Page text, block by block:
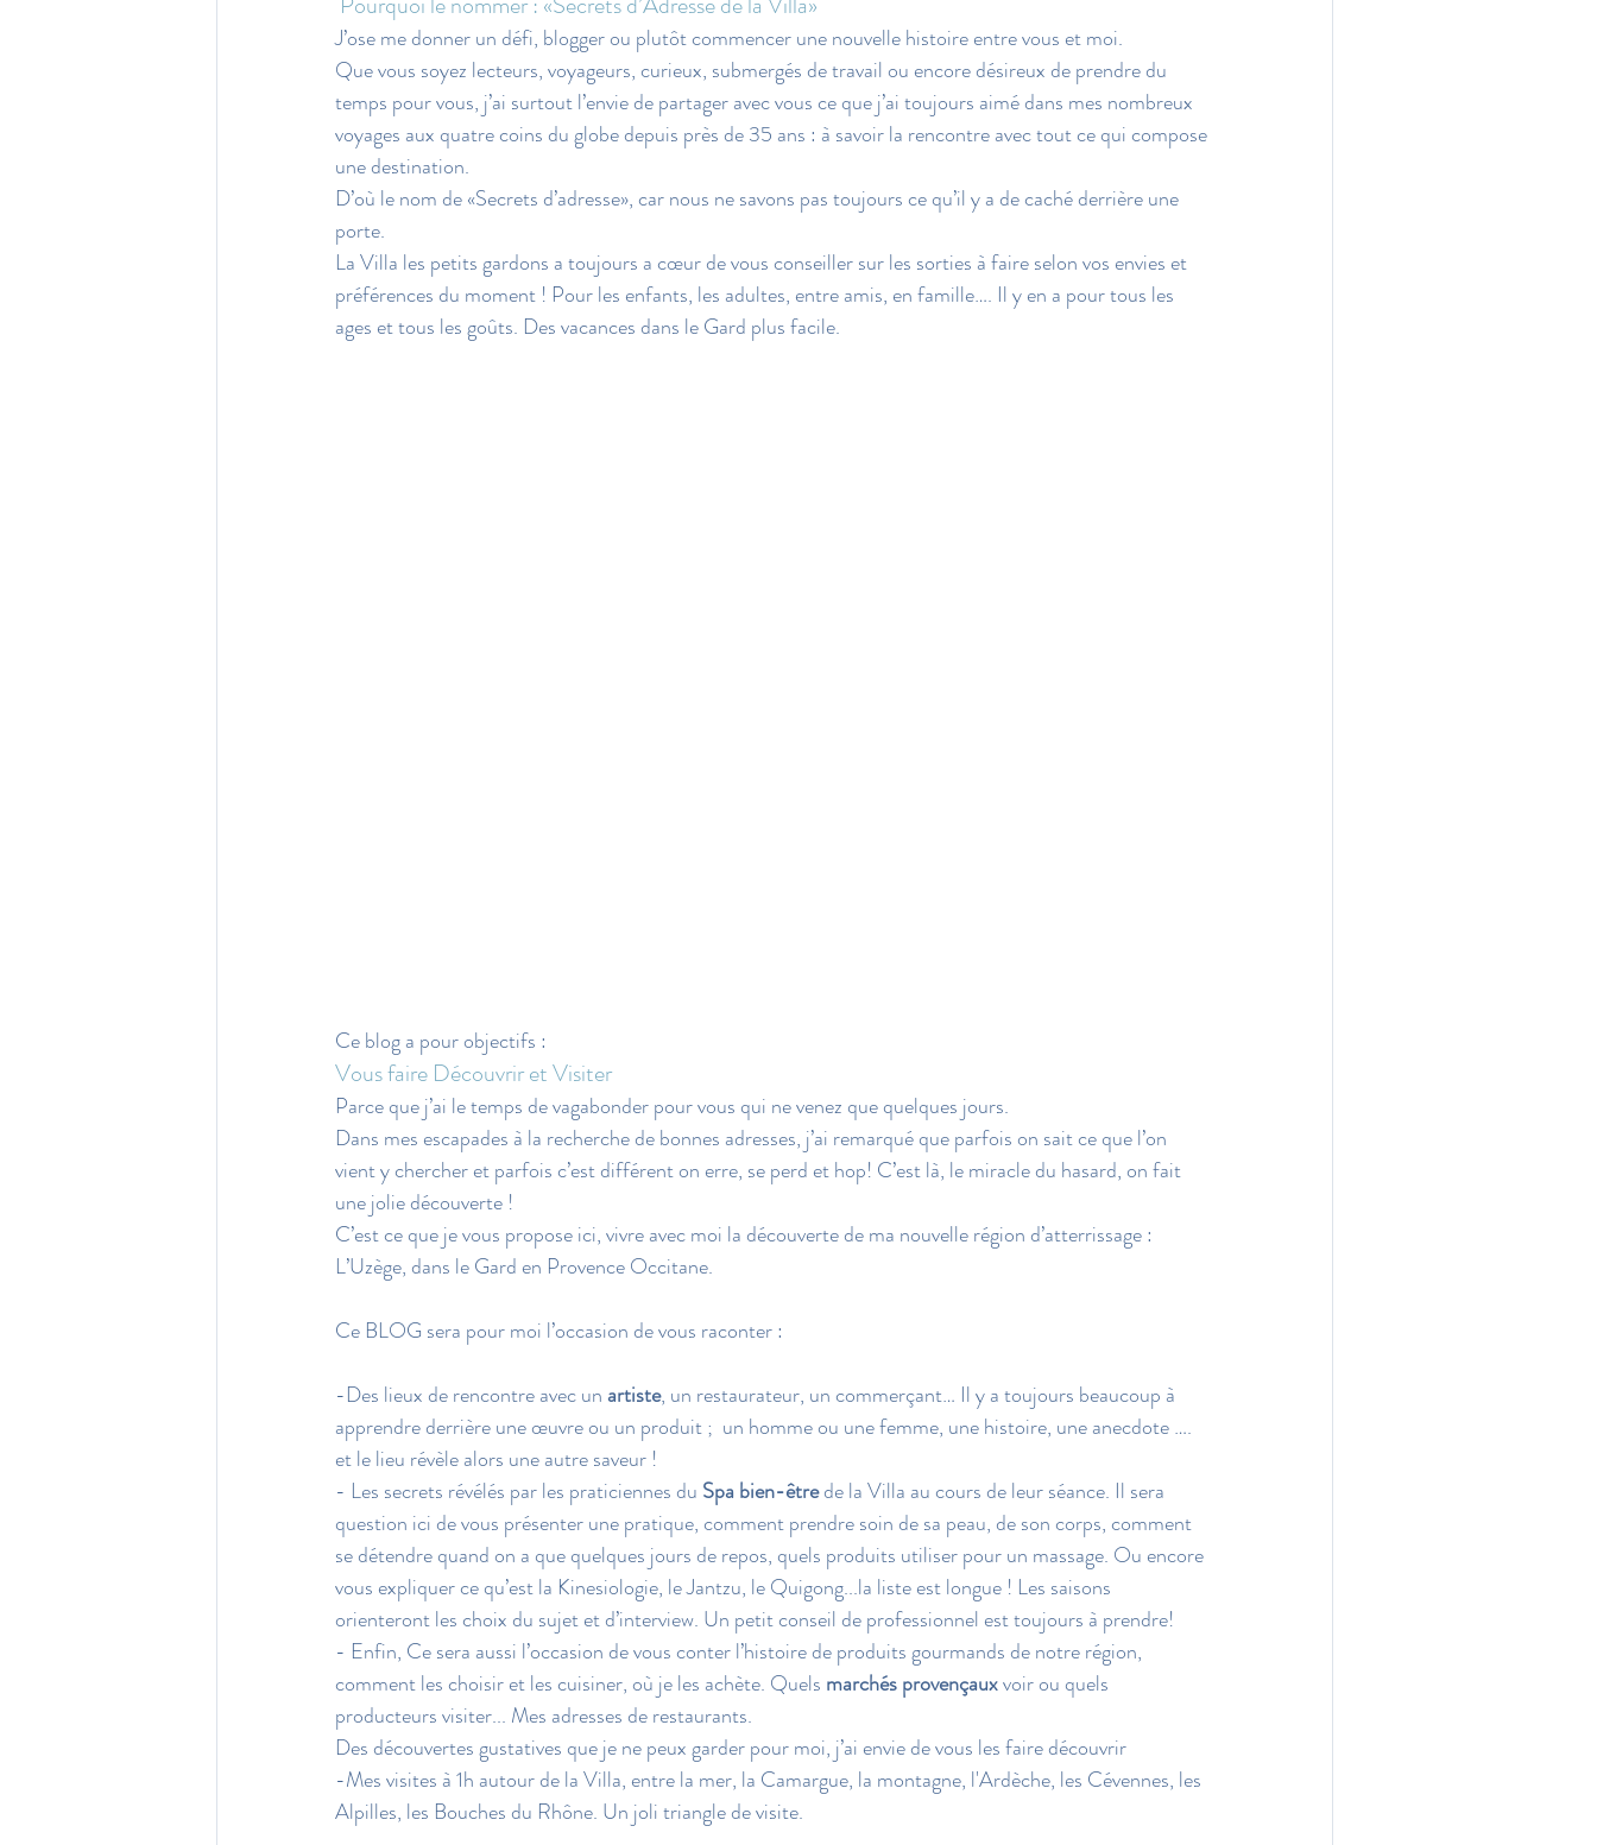
J’ose me donner un défi, blogger ou plutôt commencer une nouvelle histoire entre vous et moi.
Que vous soyez lecteurs, voyageurs, curieux, submergés de travail ou encore désireux de prendre du
temps pour vous, j’ai surtout l’envie de partager avec vous ce que j’ai toujours aimé dans mes nombreux
voyages aux quatre coins du globe depuis près de 35 ans : à savoir la rencontre avec tout ce qui compose
une destination.
D’où le nom de «Secrets d’adresse», car nous ne savons pas toujours ce qu’il y a de caché derrière une
porte.
La Villa les petits gardons a toujours a cœur de vous conseiller sur les sorties à faire selon vos envies et
préférences du moment ! Pour les enfants, les adultes, entre amis, en famille…. Il y en a pour tous les
ages et tous les goûts. Des vacances dans le Gard plus facile.
Ce blog a pour objectifs :
Vous faire Découvrir et Visiter
Parce que j’ai le temps de vagabonder pour vous qui ne venez que quelques jours.
Dans mes escapades à la recherche de bonnes adresses, j’ai remarqué que parfois on sait ce que l’on
vient y chercher et parfois c’est différent on erre, se perd et hop! C’est là, le miracle du hasard, on fait
une jolie découverte !
C’est ce que je vous propose ici, vivre avec moi la découverte de ma nouvelle région d’atterrissage :
L’Uzège, dans le Gard en Provence Occitane.
Ce BLOG sera pour moi l’occasion de vous raconter :
-Des lieux de rencontre avec un artiste, un restaurateur, un commerçant… Il y a toujours beaucoup à
apprendre derrière une œuvre ou un produit ;
  un homme ou une femme, une histoire, une anecdote ….
et le lieu révèle alors une autre saveur !
- Les secrets révélés par les praticiennes du Spabien-être de la Villa au cours de leur séance. Il sera
question ici de vous présenter une pratique, comment prendre soin de sa peau, de son corps, comment
se détendre quand on a que quelques jours de repos, quels produits utiliser pour un massage. Ou encore
vous expliquer ce qu’est la Kinesiologie, le Jantzu, le Quigong...la liste est longue ! Les saisons
orienteront les choix du sujet et d’interview. Un petit conseil de professionnel est toujours à prendre!
- Enfin, Ce sera aussi l’occasion de vous conter l’histoire de produits gourmands de notre région,
comment les choisir et les cuisiner, où je les achète. Quels marchés provençaux voir ou quels
producteurs visiter... Mes adresses de restaurants.
Des découvertes gustatives que je ne peux garder pour moi, j’ai envie de vous les faire découvrir
-Mes visites à 1h autour de la Villa, entre la mer, la Camargue, la montagne, l'Ardèche, les Cévennes, les
Alpilles, les Bouches du Rhône. Un joli triangle de visite.